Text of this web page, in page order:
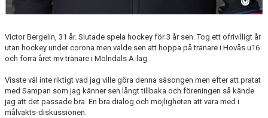
Victor Bergelin, 31 år. Slutade spela hockey för 3 år sen. Tog ett ofrivilligt år
utan hockey under corona men valde sen att hoppa på tränare i Hovås u16
och förra året mv tränare i Mölndals A-lag.
Visste väl inte riktigt vad jag ville göra denna säsongen men efter att pratat
med Sampan som jag känner sen långt tillbaka och föreningen så kände
jag att det passade bra. En bra dialog och möjligheten att vara med i
målvakts-diskussionen.